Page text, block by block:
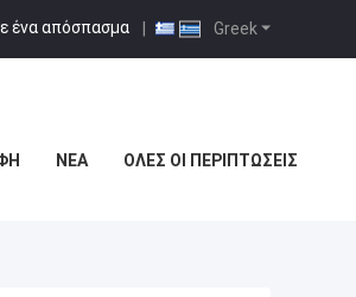
Greek
ένα απόσπασμα |
ΝΈΑ ΌΛΕΣ ΟΙ ΠΕΡΙΠΤΏΣΕΙΣ